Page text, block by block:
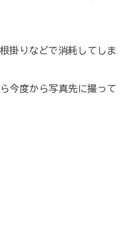
掛りなどで消耗してしま
今度から写真先に撮って